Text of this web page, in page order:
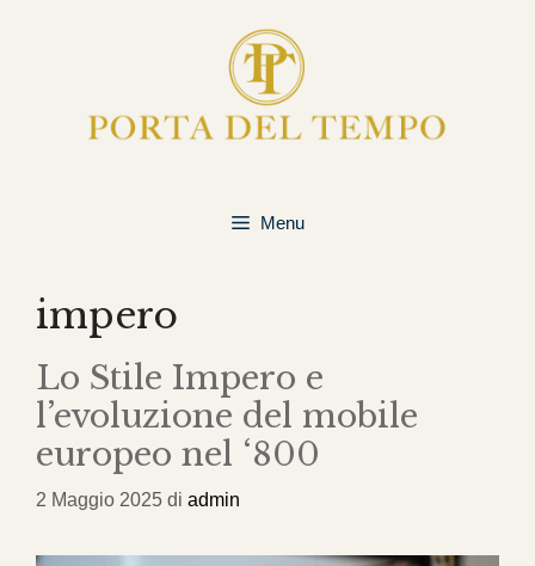
Menu
impero
Lo Stile Impero e
l’evoluzione del mobile
europeo nel ‘800
2 Maggio 2025 di admin